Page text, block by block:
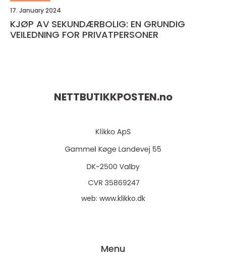
17. January 2024
KJØP AV SEKUNDÆRBOLIG: EN GRUNDIG
VEILEDNING FOR PRIVATPERSONER
NETTBUTIKKPOSTEN.no
web: www.klikko.dk
Menu